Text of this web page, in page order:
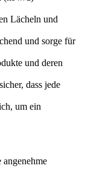
Lächeln und
und sorge für
und deren
dass jede
um ein